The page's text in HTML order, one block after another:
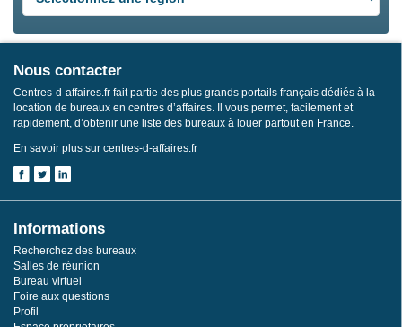
Nous contacter
Centres-d-affaires.fr fait partie des plus grands portails français dédiés à la
location de bureaux en centres d’affaires. Il vous permet, facilement et
rapidement, d’obtenir une liste des bureaux à louer partout en France.
En savoir plus sur centres-d-affaires.fr
Informations
Recherchez des bureaux
Salles de réunion
Bureau virtuel
Foire aux questions
Profil